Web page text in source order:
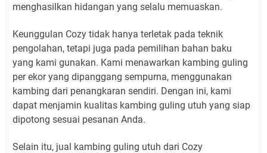
menghasilkan hidangan yang selalu memuaskan.
Keunggulan Cozy tidak hanya terletak pada teknik
pengolahan, tetapi juga pada pemilihan bahan baku
yang kami gunakan. Kami menawarkan kambing guling
per ekor yang dipanggang sempurna, menggunakan
kambing dari penangkaran sendiri. Dengan ini, kami
dapat menjamin kualitas kambing guling utuh yang siap
dipotong sesuai pesanan Anda.
Selain itu, jual kambing guling utuh dari Cozy